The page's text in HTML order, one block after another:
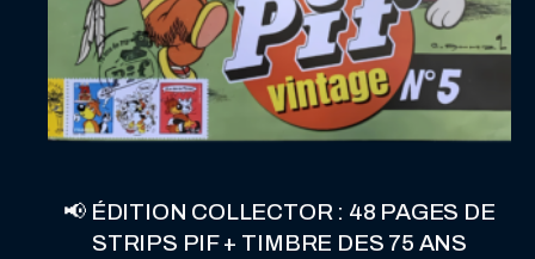
📢 ÉDITION COLLECTOR : 48 PAGES DE
STRIPS PIF + TIMBRE DES 75 ANS